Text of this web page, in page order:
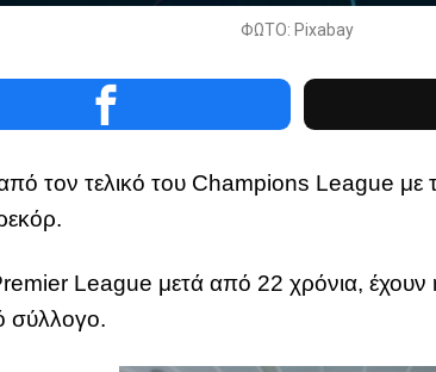
ΦΩΤΟ: Pixabay
τον τελικό του Champions League
League μετά από 22 χρόνια,
σύλλογο.